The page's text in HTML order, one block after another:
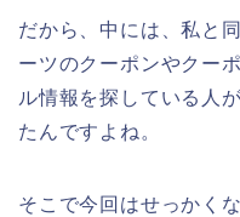
だから、中には、私と
ーツのクーポンやクー
ル情報を探している人
たんですよね。
そこで今回はせっかく